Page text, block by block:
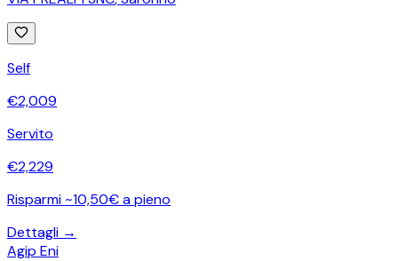
Self
€2,009
Servito
€2,229
Risparmi ~10,50€ a pieno
Dettagli →
Agip Eni